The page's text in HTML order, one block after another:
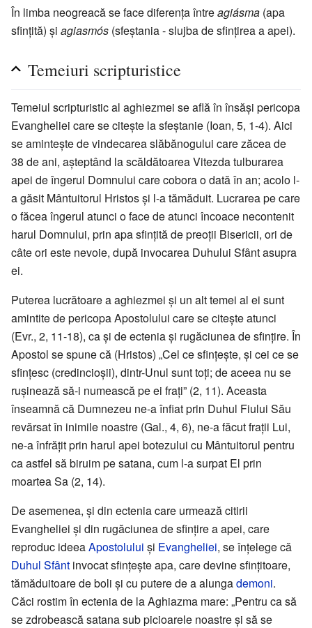
În limba neogreacă se face diferența întreagiásma (apa
sfințită) și agiasmós (sfeștania - slujba de sfințirea a apei).
Temeiuri scripturistice
Temeiul scripturistic al aghiezmei se află în însăși pericopa
Evangheliei care se citește la sfeștanie (Ioan, 5, 1-4). Aici
se amintește de vindecarea slăbănogului care zăcea de
38 de ani, așteptând la scăldătoarea Vitezda tulburarea
apei de îngerul Domnului care cobora o dată în an; acolo l-
a găsit Mântuitorul Hristos și l-a tămăduit. Lucrarea pe care
o făcea îngerul atunci o face de atunci încoace necontenit
harul Domnului, prin apa sfințită de preoții Bisericii, ori de
câte ori este nevoie, după invocarea Duhului Sfânt asupra
ei.
Puterea lucrătoare a aghiezmei și un alt temei al ei sunt
amintite de pericopa Apostolului care se citește atunci
(Evr., 2, 11-18), ca și de ectenia și rugăciunea de sfințire. În
Apostol se spune că (Hristos) „Cel ce sfințește, și cei ce se
sfințesc (credincioșii), dintr-Unul sunt toți; de aceea nu se
rușinează să-i numească pe ei frați” (2, 11). Aceasta
înseamnă că Dumnezeu ne-a înfiat prin Duhul Fiului Său
revărsat în inimile noastre (Gal., 4, 6), ne-a făcut frații Lui,
ne-a înfrățit prin harul apei botezului cu Mântuitorul pentru
ca astfel să biruim pe satana, cum l-a surpat El prin
moartea Sa (2, 14).
De asemenea, și din ectenia care urmează citirii
Evangheliei și din rugăciunea de sfințire a apei, care
reproduc ideeaApostolului și Evangheliei, se înțelege că
Duhul Sfânt invocat sfințește apa, care devine sfințitoare,
tămăduitoare de boli și cu putere de a alungademoni.
Căci rostim în ectenia de la Aghiazma mare: „Pentru ca să
se zdrobească satana sub picioarele noastre și să se